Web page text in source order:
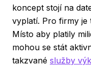
koncept stojí na
vyplatí. Pro firmy je
Místo aby platily
mohou se stát
takzvané služby